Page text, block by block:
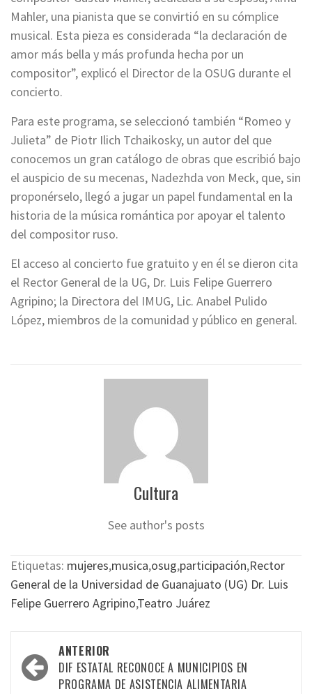
Mahler, una pianista que se convirtió en su cómplice
musical. Esta pieza es considerada “la declaración de
amor más bella y más profunda hecha por un
compositor”, explicó el Director de la OSUG durante el
concierto.
Para este programa, se seleccionó también “Romeo y
Julieta” de Piotr Ilich Tchaikosky, un autor del que
conocemos un gran catálogo de obras que escribió bajo
el auspicio de su mecenas, Nadezhda von Meck, que, sin
proponérselo, llegó a jugar un papel fundamental en la
historia de la música romántica por apoyar el talento
del compositor ruso.
El acceso al concierto fue gratuito y en él se dieron cita
el Rector General de la UG, Dr. Luis Felipe Guerrero
Agripino; la Directora del IMUG, Lic. Anabel Pulido
López, miembros de la comunidad y público en general.
Cultura
See author's posts
Etiquetas: mujeres,musica,osug,participación,Rector
General de la Universidad de Guanajuato (UG) Dr. Luis
Felipe Guerrero Agripino,Teatro Juárez
Navegación
por
ANTERIOR
DIF ESTATAL RECONOCE A MUNICIPIOS EN
PROGRAMA DE ASISTENCIA ALIMENTARIA